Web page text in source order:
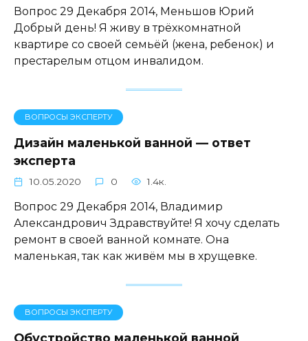
Вопрос 29 Декабря 2014, Меньшов Юрий
Добрый день! Я живу в трёхкомнатной
квартире со своей семьёй (жена, ребенок) и
престарелым отцом инвалидом.
ВОПРОСЫ ЭКСПЕРТУ
Дизайн маленькой ванной — ответ
эксперта
10.05.2020 0 1.4к.
Вопрос 29 Декабря 2014, Владимир
Александрович Здравствуйте! Я хочу сделать
ремонт в своей ванной комнате. Она
маленькая, так как живём мы в хрущевке.
ВОПРОСЫ ЭКСПЕРТУ
Обустройство маленькой ванной